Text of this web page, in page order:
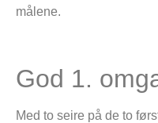
målene.
God 1.
Med to seire på de to